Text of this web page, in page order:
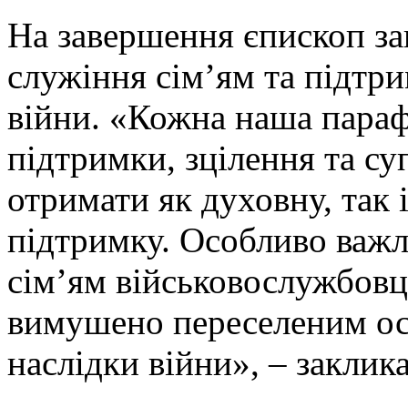
На завершення єпископ
служіння сім’ям та
війни. «Кожна наша
підтримки, зцілення та
отримати як духовну, так
підтримку. Особливо
сім’ям
вимушено переселеним
наслідки війни», –